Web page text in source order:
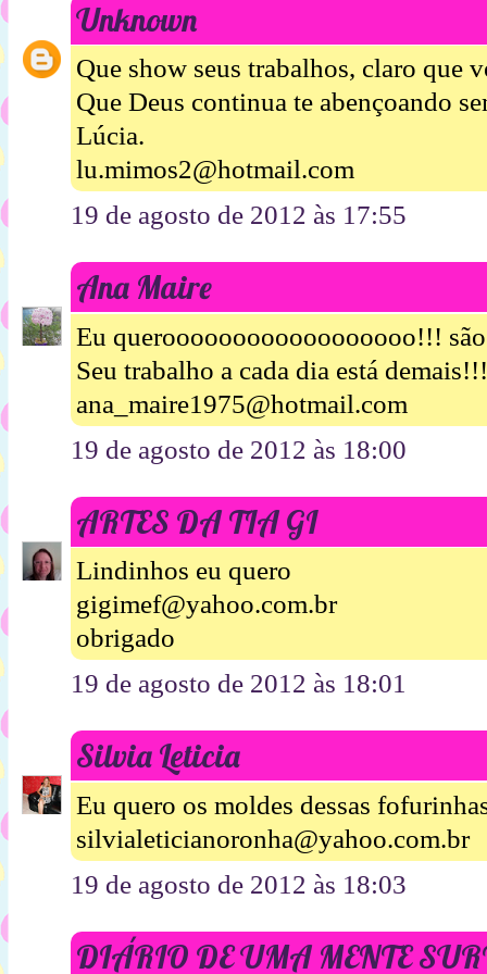
Unknown
Que show seus trabalhos, claro que
Que Deus continua te abençoando
Lúcia.
lu.mimos2@hotmail.com
19 de agosto de 2012 às 17:55
Ana Maire
Eu queroooooooooooooooooo!!!
Seu trabalho a cada dia está
ana_maire1975@hotmail.com
19 de agosto de 2012 às 18:00
ARTES DA TIA GI
Lindinhos eu quero
gigimef@yahoo.com.br
obrigado
19 de agosto de 2012 às 18:01
Silvia Leticia
Eu quero os moldes dessas
silvialeticianoronha@yahoo.com.br
19 de agosto de 2012 às 18:03
DIÁRIO DE UMA MENTE